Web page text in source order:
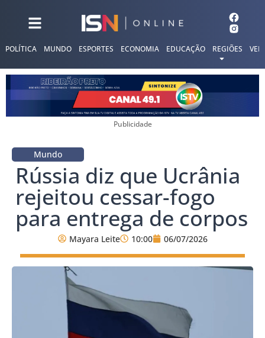
POLÍTICA MUNDO ESPORTES ECONOMIA EDUCAÇÃO REGIÕES
Publicidade
Mundo
Rússia diz que Ucrânia
rejeitou cessar-fogo
para entrega de corpos
Mayara Leite 10:00 06/07/2026